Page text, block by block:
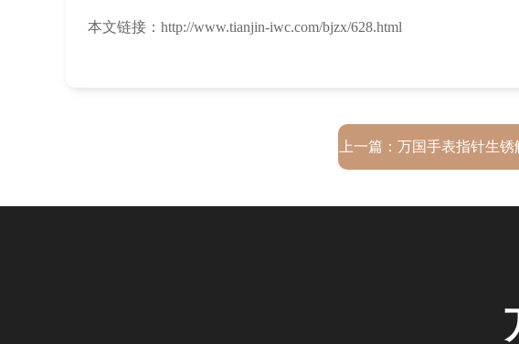
本文链接：http://www.tianjin-iwc.com/bjzx/628.html
上一篇： 万国手表指针生锈